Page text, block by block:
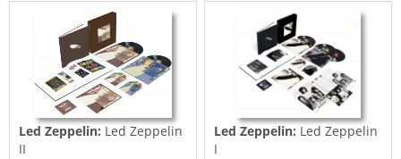
Led Zeppelin: Led Zeppelin
II
Led Zeppelin: Led Zeppelin
I